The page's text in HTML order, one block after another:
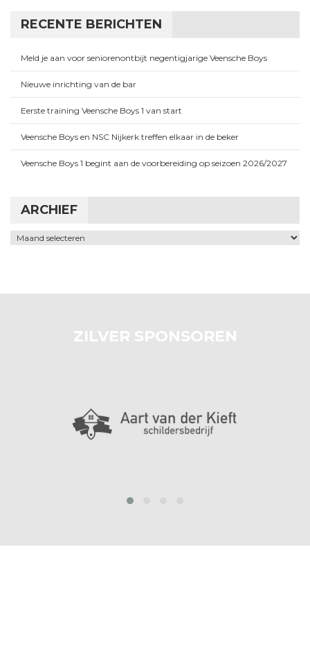
RECENTE BERICHTEN
Meld je aan voor seniorenontbijt negentigjarige Veensche Boys
Nieuwe inrichting van de bar
Eerste training Veensche Boys 1 van start
Veensche Boys en NSC Nijkerk treffen elkaar in de beker
Veensche Boys 1 begint aan de voorbereiding op seizoen 2026/2027
ARCHIEF
Archief
ZILVER SPONSOREN
prev